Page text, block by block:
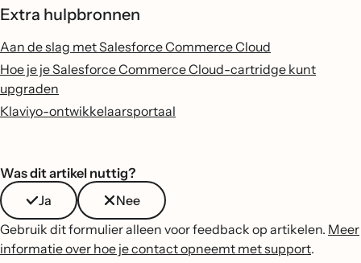
Extra hulpbronnen
Aan de slag met Salesforce Commerce Cloud
Hoe je je Salesforce Commerce Cloud-cartridge kunt
upgraden
Klaviyo-ontwikkelaarsportaal
Was dit artikel nuttig?
Ja
Nee
Gebruik dit formulier alleen voor feedback op artikelen. Meer
informatie over hoe je contact opneemt met support.